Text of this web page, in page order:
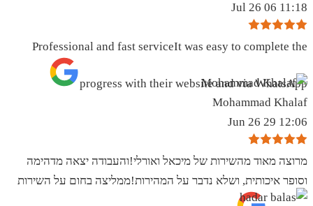
11:18 06 Jul 26
Professional and fast serviceIt was easy to complete the
progress with their website and via WhatsApp
Mohammad Khalaf
12:06 29 Jun 26
מרוצה מאוד מהשירות של מיכאל ואורלי!והעבודה יצאה מדהימה
וסופר איכותית, ושלא נדבר על המהירות!ממליצה בחום על השירות